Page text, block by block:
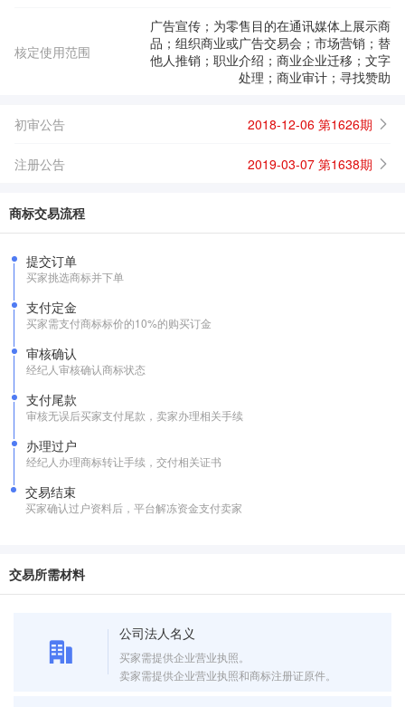
核定使用范围
广告宣传；为零售目的在通讯媒体上展示商
品；组织商业或广告交易会；市场营销；替
他人推销；职业介绍；商业企业迁移；文字
处理；商业审计；寻找赞助
初审公告 2018-12-06 第1626期
注册公告 2019-03-07 第1638期
商标交易流程
提交订单
买家挑选商标并下单
支付定金
买家需支付商标标价的10%的购买订金
审核确认
经纪人审核确认商标状态
支付尾款
审核无误后买家支付尾款，卖家办理相关手续
办理过户
经纪人办理商标转让手续，交付相关证书
交易结束
买家确认过户资料后，平台解冻资金支付卖家
交易所需材料
公司法人名义
买家需提供企业营业执照。
卖家需提供企业营业执照和商标注册证原件。